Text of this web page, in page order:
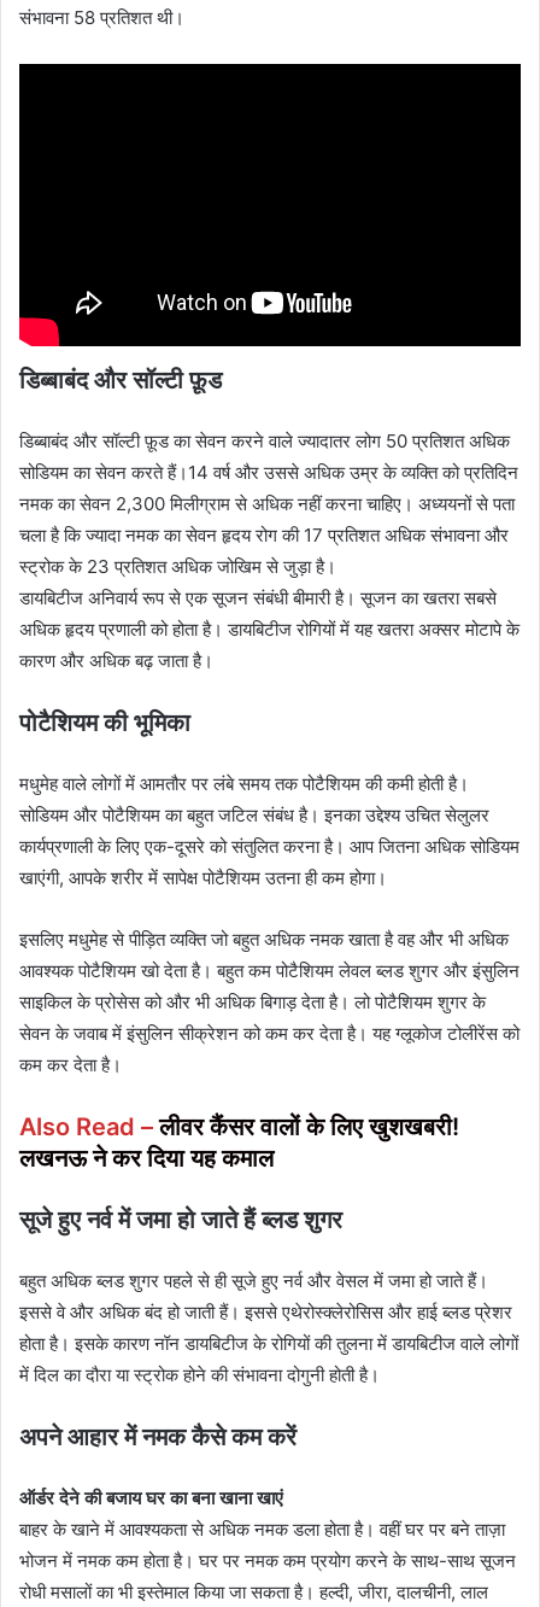
संभावना 58 प्रतिशत थी।
डिब्बाबंद और सॉल्टी फ़ूड
डिब्बाबंद और सॉल्टी फ़ूड का सेवन करने वाले ज्यादातर लोग 50 प्रतिशत अधिक
सोडियम का सेवन करते हैं।14 वर्ष और उससे अधिक उम्र के व्यक्ति को प्रतिदिन
नमक का सेवन 2,300 मिलीग्राम से अधिक नहीं करना चाहिए। अध्ययनों से पता
चला है कि ज्यादा नमक का सेवन हृदय रोग की 17 प्रतिशत अधिक संभावना और
स्ट्रोक के 23 प्रतिशत अधिक जोखिम से जुड़ा है।
डायबिटीज अनिवार्य रूप से एक सूजन संबंधी बीमारी है। सूजन का खतरा सबसे
अधिक हृदय प्रणाली को होता है। डायबिटीज रोगियों में यह खतरा अक्सर मोटापे के
कारण और अधिक बढ़ जाता है।
पोटैशियम की भूमिका
मधुमेह वाले लोगों में आमतौर पर लंबे समय तक पोटैशियम की कमी होती है।
सोडियम और पोटैशियम का बहुत जटिल संबंध है। इनका उद्देश्य उचित सेलुलर
कार्यप्रणाली के लिए एक-दूसरे को संतुलित करना है। आप जितना अधिक सोडियम
खाएंगी, आपके शरीर में सापेक्ष पोटैशियम उतना ही कम होगा।
इसलिए मधुमेह से पीड़ित व्यक्ति जो बहुत अधिक नमक खाता है वह और भी अधिक
आवश्यक पोटैशियम खो देता है। बहुत कम पोटैशियम लेवल ब्लड शुगर और इंसुलिन
साइकिल के प्रोसेस को और भी अधिक बिगाड़ देता है। लो पोटैशियम शुगर के
सेवन के जवाब में इंसुलिन सीक्रेशन को कम कर देता है। यह ग्लूकोज टोलीरेंस को
कम कर देता है।
Also Read –लीवर कैंसर वालों के लिए खुशखबरी!
लखनऊ ने कर दिया यह कमाल
सूजे हुए नर्व में जमा हो जाते हैं ब्लड शुगर
बहुत अधिक ब्लड शुगर पहले से ही सूजे हुए नर्व और वेसल में जमा हो जाते हैं।
इससे वे और अधिक बंद हो जाती हैं। इससे एथेरोस्क्लेरोसिस और हाई ब्लड प्रेशर
होता है। इसके कारण नॉन डायबिटीज के रोगियों की तुलना में डायबिटीज वाले लोगों
में दिल का दौरा या स्ट्रोक होने की संभावना दोगुनी होती है।
अपने आहार में नमक कैसे कम करें
ऑर्डर देने की बजाय घर का बना खाना खाएं
बाहर के खाने में आवश्यकता से अधिक नमक डला होता है। वहीं घर पर बने ताज़ा
भोजन में नमक कम होता है। घर पर नमक कम प्रयोग करने के साथ-साथ सूजन
रोधी मसालों का भी इस्तेमाल किया जा सकता है। हल्दी, जीरा, दालचीनी, लाल